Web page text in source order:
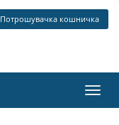
Потрошувачка кошничка